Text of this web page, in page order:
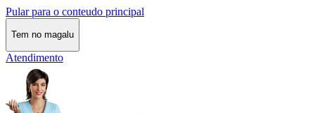
Pular para o conteudo principal
Tem no magalu
Atendimento